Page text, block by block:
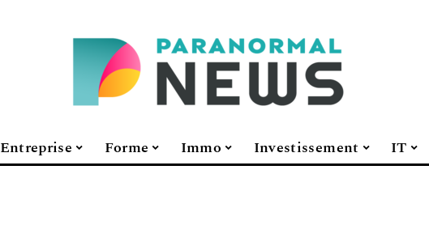
Entreprise Forme Immo Investissement IT